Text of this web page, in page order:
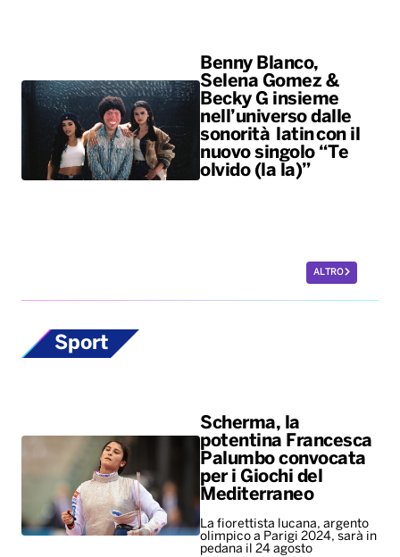
Benny Blanco,
Selena Gomez &
Becky G insieme
nell’universo dalle
sonorità latin con il
nuovo singolo “Te
olvido (la la)”
ALTRO
Sport
Scherma, la
potentina Francesca
Palumbo convocata
per i Giochi del
Mediterraneo
La fiorettista lucana, argento
olimpico a Parigi 2024, sarà in
pedana il 24 agosto